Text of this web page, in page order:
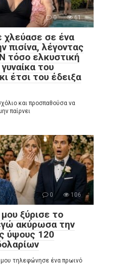
0 61
χλεύασε σε ένα
πισίνα, λέγοντας
ελκυστική
του
έτσι του έδειξα
και προσπαθούσα να
παίρνει
0 106
ξύρισε το
ακύρωσα την
ύψους 120
τηλεφώνησε ένα πρωινό